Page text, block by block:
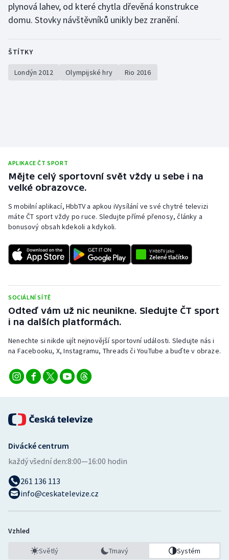
Lezení
Moderní pětiboj
Plavání
Plážový volejbal
Ragby
Rychlostní kanoistika
Short track
Sportovní střelba
Stolní tenis
Veslování
Vodní slalom
Ostatní
plynová lahev, od které chytla dřevěná konstrukce
domu. Stovky návštěvníků unikly bez zranění.
ŠTÍTKY
Londýn 2012 Olympijské hry Rio 2016
APLIKACE ČT SPORT
Mějte celý sportovní svět vždy u sebe i na
velké obrazovce.
S mobilní aplikací, HbbTV a apkou iVysílání ve své chytré televizi
máte ČT sport vždy po ruce. Sledujte přímé přenosy, články a
bonusový obsah kdekoli a kdykoli.
SOCIÁLNÍ SÍTĚ
Odteď vám už nic neunikne. Sledujte ČT sport
i na dalších platformách.
Nenechte si nikde ujít nejnovější sportovní události. Sledujte nás i
na Facebooku, X, Instagramu, Threads či YouTube a buďte v obraze.
Divácké centrum
každý všední den:8:00—16:00 hodin
261 136 113
info@ceskatelevize.cz
Vzhled
Světlý Tmavý Systém